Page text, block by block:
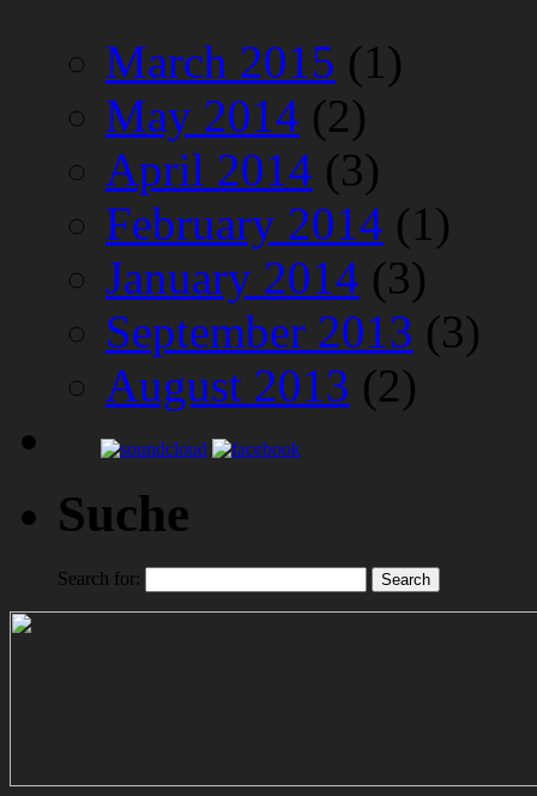
March 2015 (1)
May 2014 (2)
April 2014 (3)
February 2014 (1)
January 2014 (3)
September 2013 (3)
August 2013 (2)
Suche
Search for: